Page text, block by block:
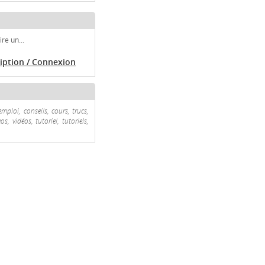
un...
/ Connexion
conseils, cours, trucs,
vidéos, tutoriel, tutoriels,